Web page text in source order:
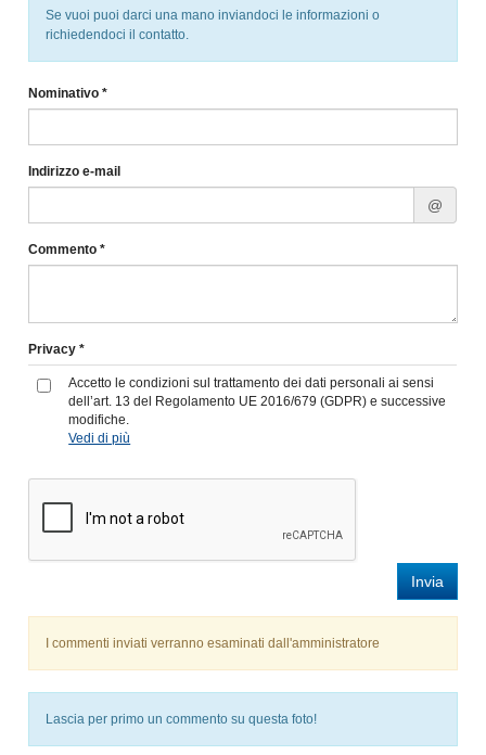
Se vuoi puoi darci una mano inviandoci le informazioni o
richiedendoci il contatto.
Nominativo *
Indirizzo e-mail
@
Commento *
Privacy *
Accetto le condizioni sul trattamento dei dati personali ai sensi
dell’art. 13 del Regolamento UE 2016/679 (GDPR) e successive
modifiche.
Vedi di più
Invia
I commenti inviati verranno esaminati dall'amministratore
Lascia per primo un commento su questa foto!